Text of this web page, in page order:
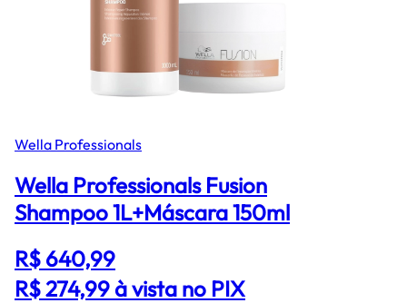
Wella Professionals
Wella Professionals Fusion
Shampoo 1L+Máscara 150ml
R$ 640,99
R$ 274,99à vista no PIX